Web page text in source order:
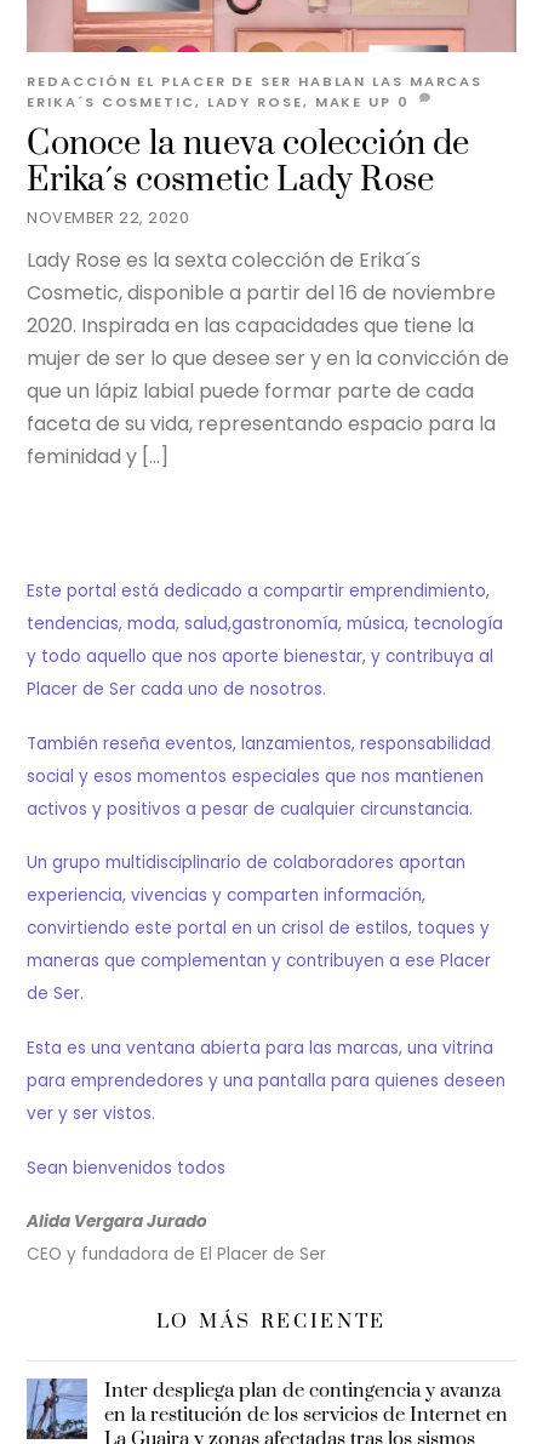
NOVEMBER 22, 2020
Conoce la nueva colección de
Erika´s cosmetic Lady Rose
REDACCIÓN EL PLACER DE SER HABLAN LAS MARCAS
ERIKA´S COSMETIC, LADY ROSE, MAKE UP 0
Lady Rose es la sexta colección de Erika´s
Cosmetic, disponible a partir del 16 de noviembre
2020. Inspirada en las capacidades que tiene la
mujer de ser lo que desee ser y en la convicción de
que un lápiz labial puede formar parte de cada
faceta de su vida, representando espacio para la
feminidad y […]
Este portal está dedicado a compartir emprendimiento,
tendencias, moda, salud,gastronomía, música, tecnología
y todo aquello que nos aporte bienestar, y contribuya al
Placer de Ser cada uno de nosotros.
También reseña eventos, lanzamientos, responsabilidad
social y esos momentos especiales que nos mantienen
activos y positivos a pesar de cualquier circunstancia.
Un grupo multidisciplinario de colaboradores aportan
experiencia, vivencias y comparten información,
convirtiendo este portal en un crisol de estilos, toques y
maneras que complementan y contribuyen a ese Placer
de Ser.
Esta es una ventana abierta para las marcas, una vitrina
para emprendedores y una pantalla para quienes deseen
ver y ser vistos.
Sean bienvenidos todos
Alida Vergara Jurado
CEO y fundadora de El Placer de Ser
LO MÁS RECIENTE
Inter despliega plan de contingencia y avanza
en la restitución de los servicios de Internet en
La Guaira y zonas afectadas tras los sismos